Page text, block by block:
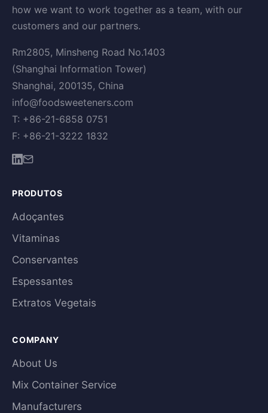
how we want to work together as a team, with our
customers and our partners.
Rm2805, Minsheng Road No.1403
(Shanghai Information Tower)
Shanghai, 200135, China
info@foodsweeteners.com
T: +86-21-6858 0751
F: +86-21-3222 1832
PRODUTOS
Adoçantes
Vitaminas
Conservantes
Espessantes
Extratos Vegetais
COMPANY
About Us
Mix Container Service
Manufacturers